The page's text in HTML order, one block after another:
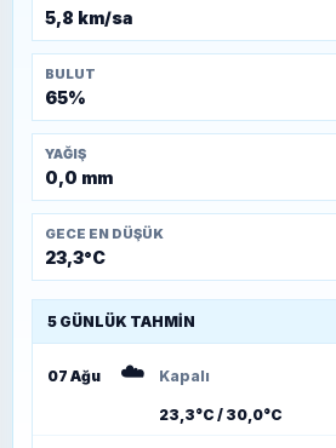
5,8 km/sa
BULUT
65%
YAĞIŞ
0,0 mm
GECE EN DÜŞÜK
23,3°C
5 GÜNLÜK TAHMIN
07 Ağu ☁️ Kapalı
23,3°C / 30,0°C